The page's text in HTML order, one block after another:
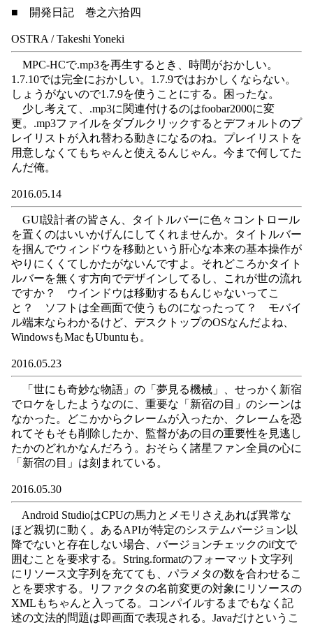
■ 開発日記 巻之六拾四
OSTRA / Takeshi Yoneki
MPC-HCで.mp3を再生するとき、時間がおかしい。
1.7.10では完全におかしい。1.7.9ではおかしくならない。
しょうがないので1.7.9を使うことにする。困ったな。
少し考えて、.mp3に関連付けるのはfoobar2000に変
更。.mp3ファイルをダブルクリックするとデフォルトのプ
レイリストが入れ替わる動きになるのね。プレイリストを
用意しなくてもちゃんと使えるんじゃん。今まで何してた
んだ俺。
2016.05.14
GUI設計者の皆さん、タイトルバーに色々コントロール
を置くのはいいかげんにしてくれませんか。タイトルバー
を掴んでウィンドウを移動という肝心な本来の基本操作が
やりにくくてしかたがないんですよ。それどころかタイト
ルバーを無くす方向でデザインしてるし、これが世の流れ
ですか？ ウインドウは移動するもんじゃないってこ
と？ ソフトは全画面で使うものになったって？ モバイ
ル端末ならわかるけど、デスクトップのOSなんだよね、
WindowsもMacもUbuntuも。
2016.05.23
「世にも奇妙な物語」の「夢見る機械」、せっかく新宿
でロケをしたようなのに、重要な「新宿の目」のシーンは
なかった。どこかからクレームが入ったか、クレームを恐
れてそもそも削除したか、監督があの目の重要性を見逃し
たかのどれかなんだろう。おそらく諸星ファン全員の心に
「新宿の目」は刻まれている。
2016.05.30
Android StudioはCPUの馬力とメモリさえあれば異常な
ほど親切に動く。あるAPIが特定のシステムバージョン以
降でないと存在しない場合、バージョンチェックのif文で
囲むことを要求する。String.formatのフォーマット文字列
にリソース文字列を充てても、パラメタの数を合わせるこ
とを要求する。リファクタの名前変更の対象にリソースの
XMLもちゃんと入ってる。コンパイルするまでもなく記
述の文法的問題は即画面で表現される。Javaだけというこ